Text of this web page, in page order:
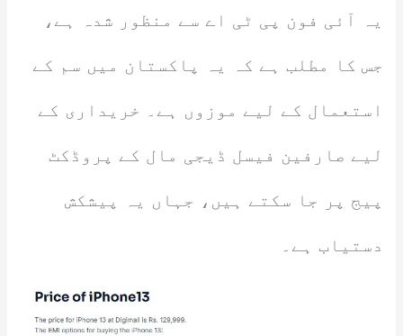
یہ آئی فون پی ٹی اے سے منظور شدہ ہے،
جس کا مطلب ہے کہ یہ پاکستان میں سم کے
استعمال کے لیے موزوں ہے۔ خریداری کے
لیے صارفین فیسل ڈیجی مال کے پروڈکٹ
پیج پر جا سکتے ہیں، جہاں یہ پیشکش
دستیاب ہے۔